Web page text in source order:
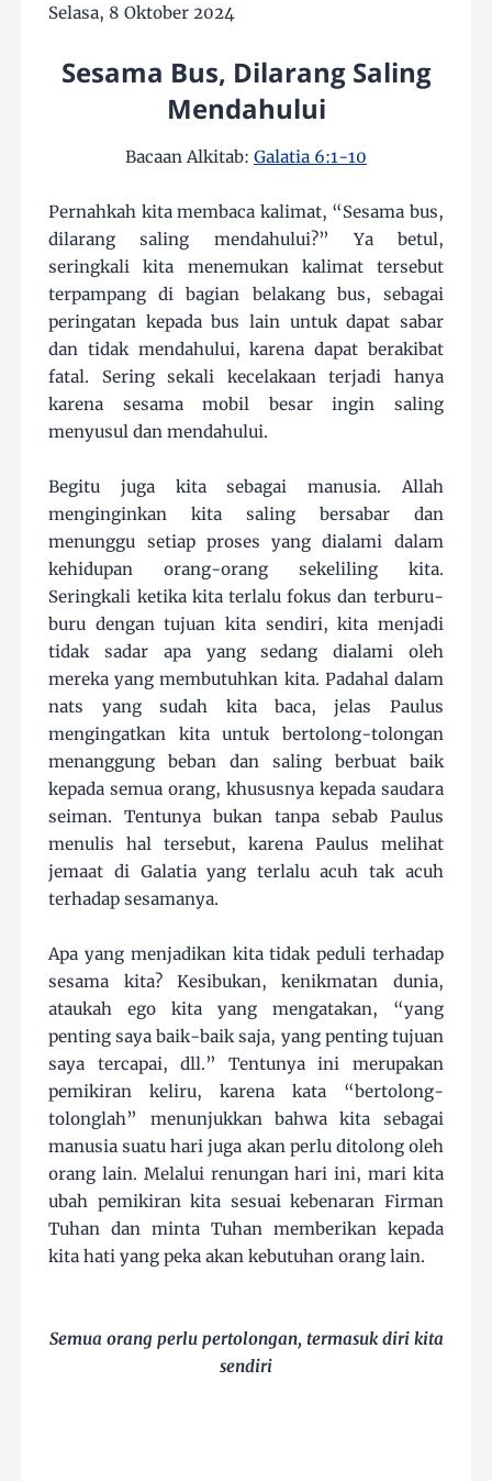
Selasa, 8 Oktober 2024
Sesama Bus, Dilarang Saling
Mendahului
Bacaan Alkitab: Galatia 6:1-10
Pernahkah kita membaca kalimat, “Sesama bus,
dilarang saling mendahului?” Ya betul,
seringkali kita menemukan kalimat tersebut
terpampang di bagian belakang bus, sebagai
peringatan kepada bus lain untuk dapat sabar
dan tidak mendahului, karena dapat berakibat
fatal. Sering sekali kecelakaan terjadi hanya
karena sesama mobil besar ingin saling
menyusul dan mendahului.
Begitu juga kita sebagai manusia. Allah
menginginkan kita saling bersabar dan
menunggu setiap proses yang dialami dalam
kehidupan orang-orang sekeliling kita.
Seringkali ketika kita terlalu fokus dan terburu-
buru dengan tujuan kita sendiri, kita menjadi
tidak sadar apa yang sedang dialami oleh
mereka yang membutuhkan kita. Padahal dalam
nats yang sudah kita baca, jelas Paulus
mengingatkan kita untuk bertolong-tolongan
menanggung beban dan saling berbuat baik
kepada semua orang, khususnya kepada saudara
seiman. Tentunya bukan tanpa sebab Paulus
menulis hal tersebut, karena Paulus melihat
jemaat di Galatia yang terlalu acuh tak acuh
terhadap sesamanya.
Apa yang menjadikan kita tidak peduli terhadap
sesama kita? Kesibukan, kenikmatan dunia,
ataukah ego kita yang mengatakan, “yang
penting saya baik-baik saja, yang penting tujuan
saya tercapai, dll.” Tentunya ini merupakan
pemikiran keliru, karena kata “bertolong-
tolonglah” menunjukkan bahwa kita sebagai
manusia suatu hari juga akan perlu ditolong oleh
orang lain. Melalui renungan hari ini, mari kita
ubah pemikiran kita sesuai kebenaran Firman
Tuhan dan minta Tuhan memberikan kepada
kita hati yang peka akan kebutuhan orang lain.
Semua orang perlu pertolongan, termasuk diri kita
sendiri